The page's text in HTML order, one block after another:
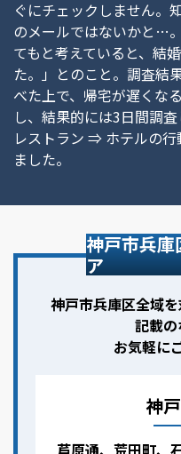
ぐにチェックしません。
のメールではないかと…
てもと考えていると、結
た。」とのこと。調査結
べた上で、帰宅が遅くな
し、結果的には3日間調
レストラン ⇒ ホテルの
ました。
神戸市兵
ア
神戸市兵庫区全域を
記載
お気軽に
神
芦原通、荒田町、